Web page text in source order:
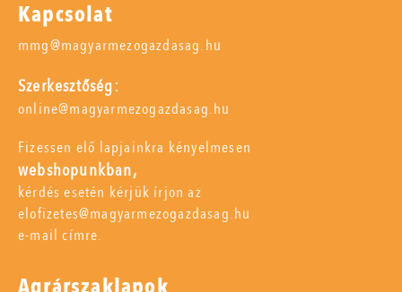
Kapcsolat
mmg@magyarmezogazdasag.hu
Szerkesztőség:
online@magyarmezogazdasag.hu
Fizessen elő lapjainkra kényelmesen
webshopunkban,
kérdés esetén kérjük írjon az
elofizetes@magyarmezogazdasag.hu
e-mail címre.